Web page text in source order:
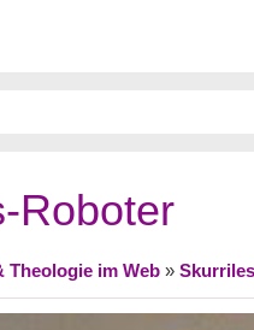
Roboter
Theologie im Web » Skurriles